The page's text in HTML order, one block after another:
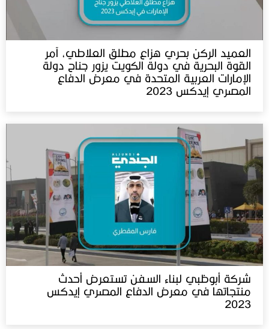
العميد الركن بحري هزاع مطلق العلاطي، آمر
القوة البحرية في دولة الكويت يزور جناح دولة
الإمارات العربية المتحدة في معرض الدفاع
المصري إيدكس 2023
شركة أبوظبي لبناء السفن تستعرض أحدث
منتجاتها في معرض الدفاع المصري إيدكس‬⁩
2023